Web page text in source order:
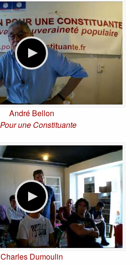
André Bellon
Pour une Constituante
Charles Dumoulin